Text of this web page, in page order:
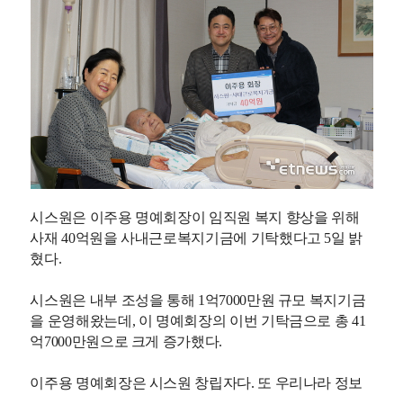
시스원은 이주용 명예회장이 임직원 복지 향상을 위해
사재 40억원을 사내근로복지기금에 기탁했다고 5일 밝
혔다.
시스원은 내부 조성을 통해 1억7000만원 규모 복지기금
을 운영해왔는데, 이 명예회장의 이번 기탁금으로 총 41
억7000만원으로 크게 증가했다.
이주용 명예회장은 시스원 창립자다. 또 우리나라 정보